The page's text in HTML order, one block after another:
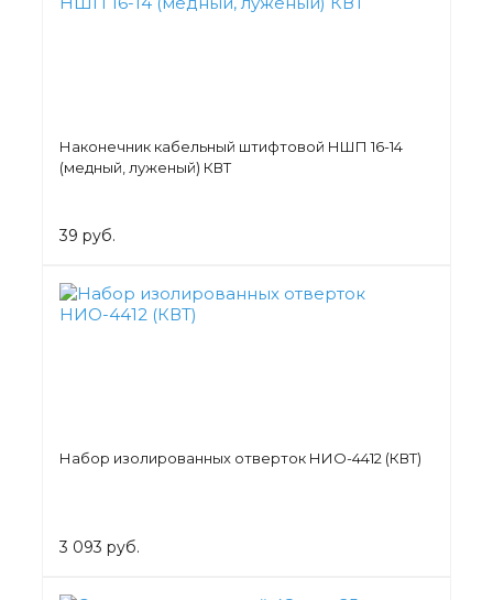
Наконечник кабельный штифтовой НШП 16-14
(медный, луженый) КВТ
39 руб.
Набор изолированных отверток НИО-4412 (КВТ)
3 093 руб.